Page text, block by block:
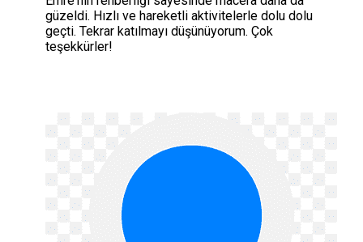
güzeldi. Hızlı ve hareketli aktivitelerle dolu dolu
geçti. Tekrar katılmayı düşünüyorum. Çok
teşekkürler!